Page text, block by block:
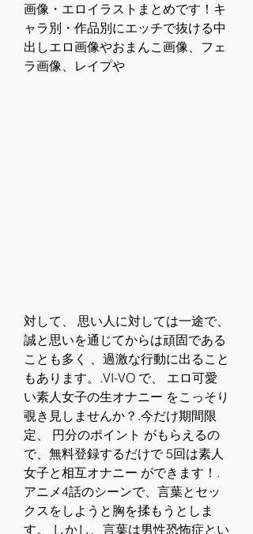
画像・エロイラストまとめです！キ
ャラ別・作品別にエッチで抜ける中
出しエロ画像やおまんこ画像、フェ
ラ画像、レイプや
対して、 思い人に対しては一途で、
誠と思いを通じてからは頑固である
ことも多く 、過激な行動に出ること
もあります。.VI-VO で、 エロ可愛
い素人女子の生オナニー をこっそり
覗き見しませんか？.今だけ期間限
定、 円分のポイント がもらえるの
で、無料登録するだけで 5回は素人
女子と相互オナニー ができます！.
アニメ4話のシーンで、言葉とセッ
クスをしようと胸を揉もうとしま
す。 しかし、言葉は男性恐怖症とい